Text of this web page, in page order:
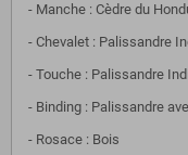
- Manche : Cèdre du
- Chevalet : Palissandre
- Touche : Palissandre
- Binding : Palissandre
- Rosace : Bois